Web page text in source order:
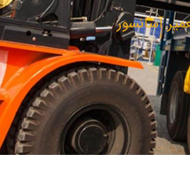
آسانسور